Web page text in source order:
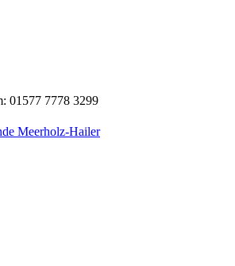
01577 7778 3299